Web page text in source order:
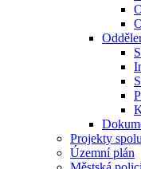
Projekty
Územní plán